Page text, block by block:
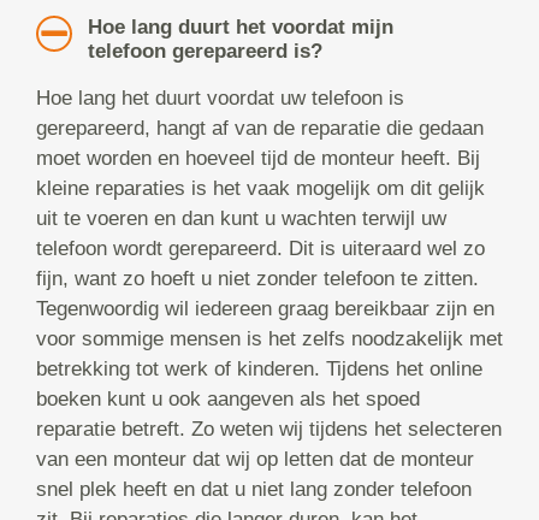
Hoe lang duurt het voordat mijn
telefoon gerepareerd is?
Hoe lang het duurt voordat uw telefoon is
gerepareerd, hangt af van de reparatie die gedaan
moet worden en hoeveel tijd de monteur heeft. Bij
kleine reparaties is het vaak mogelijk om dit gelijk
uit te voeren en dan kunt u wachten terwijl uw
telefoon wordt gerepareerd. Dit is uiteraard wel zo
fijn, want zo hoeft u niet zonder telefoon te zitten.
Tegenwoordig wil iedereen graag bereikbaar zijn en
voor sommige mensen is het zelfs noodzakelijk met
betrekking tot werk of kinderen. Tijdens het online
boeken kunt u ook aangeven als het spoed
reparatie betreft. Zo weten wij tijdens het selecteren
van een monteur dat wij op letten dat de monteur
snel plek heeft en dat u niet lang zonder telefoon